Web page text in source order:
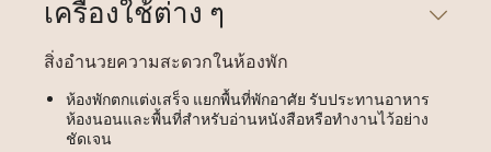
เครื่องใช้ต่าง ๆ
สิ่งอำนวยความสะดวกในห้องพัก
ห้องพักตกแต่งเสร็จ แยกพื้นที่พักอาศัย รับประทานอาหาร
ห้องนอนและพื้นที่สำหรับอ่านหนังสือหรือทำงานไว้อย่าง
ชัดเจน